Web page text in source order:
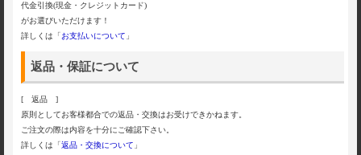
代金引換(現金・クレジットカード)
がお選びいただけます！
詳しくは「お支払いについて 」
返品・保証について
[ 返品 ]
原則としてお客様都合での返品・交換はお受けできかねます。
ご注文の際は内容を十分にご確認下さい。
詳しくは「返品・交換について 」